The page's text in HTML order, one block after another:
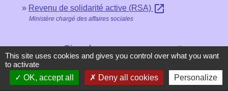
Revenu de solidarité active (RSA) open_in_new
Ministère chargé des affaires sociales
Signaler une erreur sur cette page
This site uses cookies and gives you control over what you want
to activate
OK, accept all
Deny all cookies Personalize